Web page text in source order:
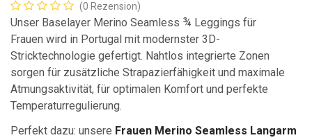
(0 Rezension)
Unser Baselayer Merino Seamless ¾ Leggings für
Frauen wird in Portugal mit modernster 3D-
Stricktechnologie gefertigt. Nahtlos integrierte Zonen
sorgen für zusätzliche Strapazierfähigkeit und maximale
Atmungsaktivität, für optimalen Komfort und perfekte
Temperaturregulierung.
Perfekt dazu: unsere Frauen Merino Seamless Langarm